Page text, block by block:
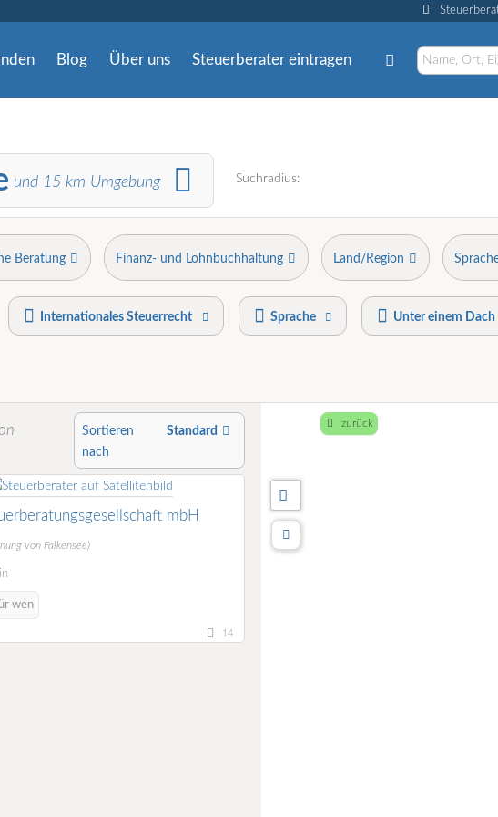
Blog Über uns Steuerberater eintragen
und 15 km Umgebung Suchradius:
Beratung Finanz- und Lohnbuchhaltung Land/Region
Internationales Steuerrecht Sprache Unter einem Dach
Sortieren
nach
Standard
mbH
von Falkensee)
wen
14
zurück